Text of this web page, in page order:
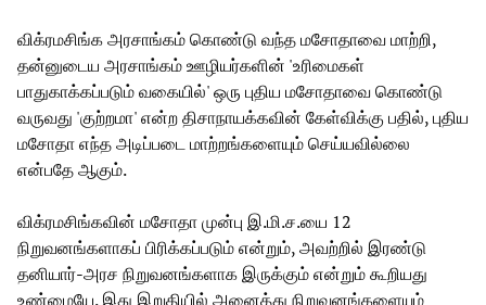
விக்ரமசிங்க அரசாங்கம் கொண்டு வந்த மசோதாவை மாற்றி,
தன்னுடைய அரசாங்கம் ஊழியர்களின் 'உரிமைகள்
பாதுகாக்கப்படும் வகையில்' ஒரு புதிய மசோதாவை கொண்டு
வருவது 'குற்றமா' என்ற திசாநாயக்கவின் கேள்விக்கு பதில், புதிய
மசோதா எந்த அடிப்படை மாற்றங்களையும் செய்யவில்லை
என்பதே ஆகும்.
விக்ரமசிங்கவின் மசோதா முன்பு இ.மி.ச.யை 12
நிறுவனங்களாகப் பிரிக்கப்படும் என்றும், அவற்றில் இரண்டு
தனியார்-அரச நிறுவனங்களாக இருக்கும் என்றும் கூறியது
உண்மையே. இது இறுதியில் அனைத்து நிறுவனங்களையும்